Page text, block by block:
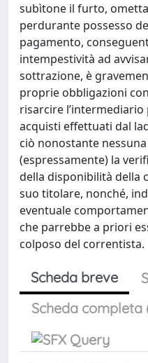
subìtone il furto,
perdurante possesso
pagamento,
intempestività ad
sottrazione, è
proprie obbligazioni
risarcire
acquisti effettuati dal
ciò nonostante
(espressamente) la
della disponibilità della
suo titolare, nonché,
eventuale
che parrebbe a priori
colposo del correntista.
Scheda breve
Scheda completa